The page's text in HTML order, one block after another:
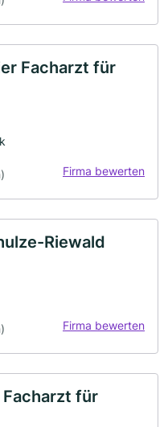
Facharzt für
Firma bewerten
Riewald
Firma bewerten
Facharzt für